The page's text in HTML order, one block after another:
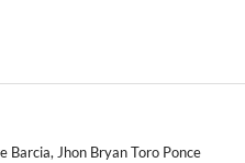
Barcia, Jhon Bryan Toro Ponce